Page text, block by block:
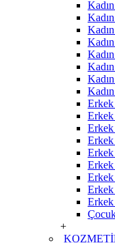
Erkek
Erkek
Erkek
+